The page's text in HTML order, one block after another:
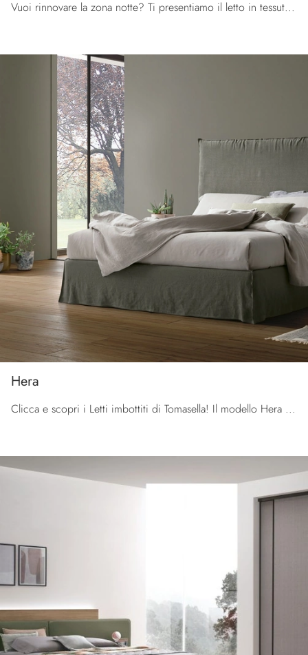
Vuoi rinnovare la zona notte? Ti presentiamo il letto in tessuto Luna di Tomasella per spazi moderni.
Hera
Clicca e scopri i Letti imbottiti di Tomasella! Il modello Hera in tessuto ti sta aspettando nelle versioni matrimoniali.